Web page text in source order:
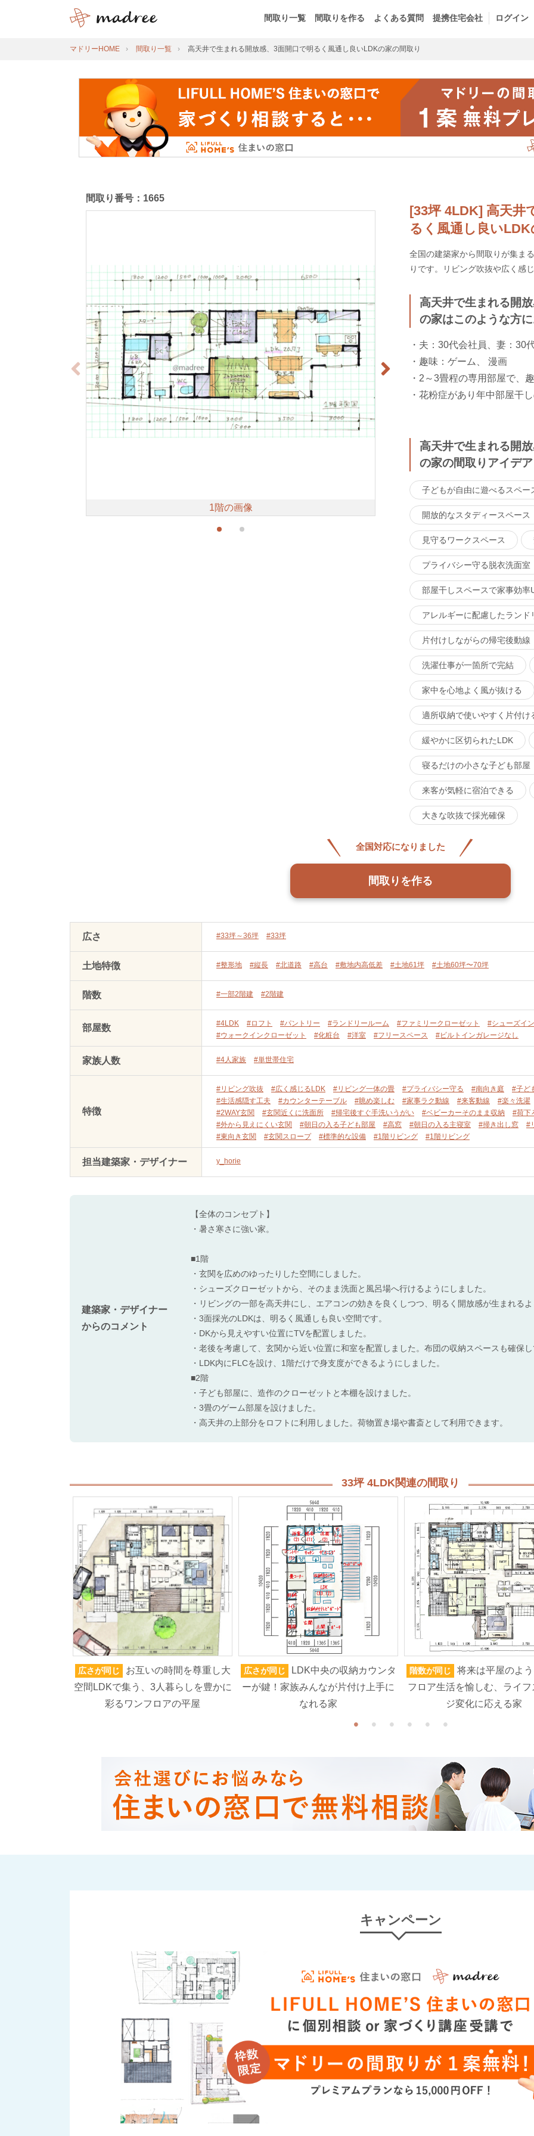
間取り一覧 間取りを作る よくある質問 提携住宅会社 ログイン
マドリーHOME 間取り一覧 高天井で生まれる開放感、3面開口で明るく風通し良いLDKの家の間取り
[33坪 4LDK] 高天井
るく風通し良いLDK
全国の建築家から間取りが集ま
りです。リビング吹抜や広く感
高天井で生まれる開
の家はこのような方
・夫：30代会社員、妻：30
・趣味：ゲーム、 漫画
・2～3畳程の専用部屋で、
・花粉症があり年中部屋干
高天井で生まれる開
の家の間取りアイデア
子どもが自由に遊べるスペー
開放的なスタディースペース
見守るワークスペース
プライバシー守る脱衣洗面室
部屋干しスペースで家事効率
アレルギーに配慮したランド
片付けしながらの帰宅後動線
洗濯仕事が一箇所で完結
家中を心地よく風が抜ける
適所収納で使いやすく片付け
緩やかに区切られたLDK
寝るだけの小さな子ども部屋
来客が気軽に宿泊できる
大きな吹抜で採光確保
間取り番号：1665
1階の画像
全国対応になりました
間取りを作る
広さ #33坪～36坪 #33坪
土地特徴 #整形地 #縦長 #北道路 #高台 #敷地内高低差 #土地61坪 #土地60坪〜70坪
階数 #一部2階建 #2階建
部屋数 #4LDK #ロフト #パントリー #ランドリールーム #ファミリークローゼット #シューズイ
#ウォークインクローゼット
#化粧台 #洋室 #フリースペース #ビルトインガレージなし
家族人数 #4人家族 #単世帯住宅
特徴
#リビング吹抜 #広く感じるLDK #リビング一体の畳 #プライバシー守る #南向き庭 #子ど
#生活感隠す工夫
#カウンターテーブル #眺め楽しむ #家事ラク動線 #来客動線 #楽々洗濯
#2WAY玄関
#玄関近くに洗面所 #帰宅後すぐ手洗いうがい #ベビーカーそのまま収納 #荷下
#外から見えにくい玄関
#朝日の入る子ども部屋 #高窓 #朝日の入る主寝室 #掃き出し窓 #
#東向き玄関
#玄関スロープ #標準的な設備 #1階リビング #1階リビング
担当建築家・デザイナー y_horie
建築家・デザイナー
からのコメント
【全体のコンセプト】
・暑さ寒さに強い家。
■1階
・玄関を広めのゆったりした空間にしました。
・シューズクローゼットから、そのまま洗面と風呂場へ行けるようにしました。
・リビングの一部を高天井にし、エアコンの効きを良くしつつ、明るく開放感が生まれるよ
・3面採光のLDKは、明るく風通しも良い空間です。
・DKから見えやすい位置にTVを配置しました。
・老後を考慮して、玄関から近い位置に和室を配置しました。布団の収納スペースも確保し
・LDK内にFLCを設け、1階だけで身支度ができるようにしました。
■2階
・子ども部屋に、造作のクローゼットと本棚を設けました。
・3畳のゲーム部屋を設けました。
・高天井の上部分をロフトに利用しました。荷物置き場や書斎として利用できます。
33坪 4LDK関連の間取り
広さが同じ
お互いの時間を尊重し大
空間LDKで集う、3人暮らしを豊かに
彩るワンフロアの平屋
広さが同じ
LDK中央の収納カウンタ
ーが鍵！家族みんなが片付け上手に
なれる家
階数が同じ
将来は平屋のよ
フロア生活を愉しむ、ライフ
ジ変化に応える家
キャンペーン